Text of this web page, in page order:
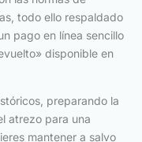
todo ello respaldado
pago en línea sencillo
disponible en
preparando la
atrezo para una
mantener a salvo